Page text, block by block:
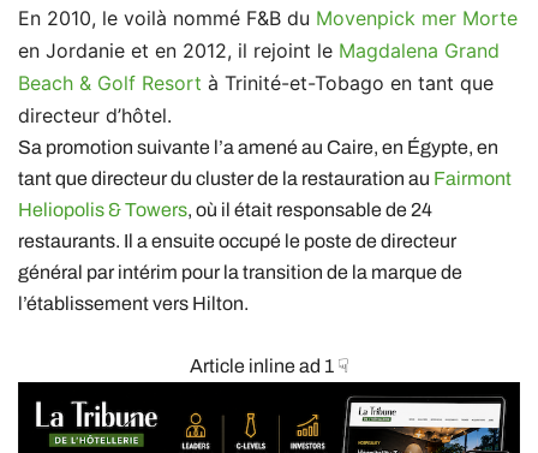
En 2010, le voilà nommé F&B du Movenpick mer Morte
en Jordanie et en 2012, il rejoint le Magdalena Grand
Beach & Golf Resort à Trinité-et-Tobago en tant que
directeur d’hôtel.
Sa promotion suivante l’a amené au Caire, en Égypte, en
tant que directeur du cluster de la restauration au Fairmont
Heliopolis & Towers, où il était responsable de 24
restaurants. Il a ensuite occupé le poste de directeur
général par intérim pour la transition de la marque de
l’établissement vers Hilton.
Article inline ad 1 ☟